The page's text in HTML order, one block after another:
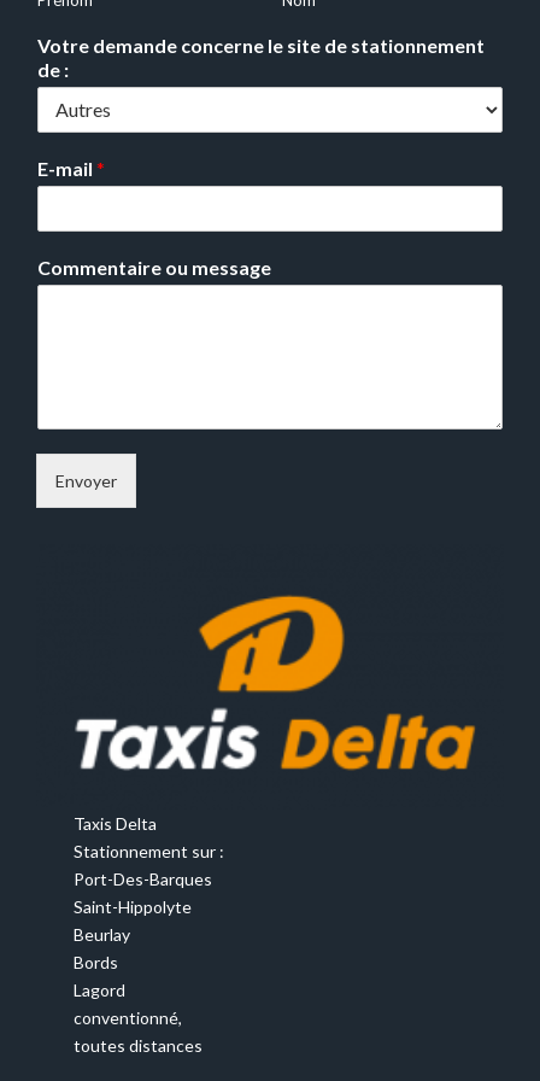
Votre demande concerne le site de stationnement
de :
E-mail *
Commentaire ou message
Envoyer
Taxis Delta
Stationnement sur :
Port-Des-Barques
Saint-Hippolyte
Beurlay
Bords
Lagord
conventionné,
toutes distances